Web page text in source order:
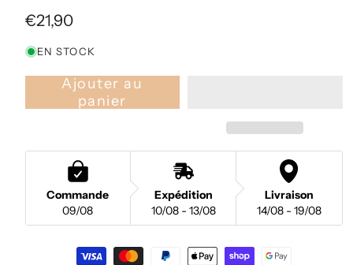
Prix
€21,90
EN STOCK
Ajouter au
panier
Commande
09/08
Expédition
10/08 - 13/08
Livraison
14/08 - 19/08